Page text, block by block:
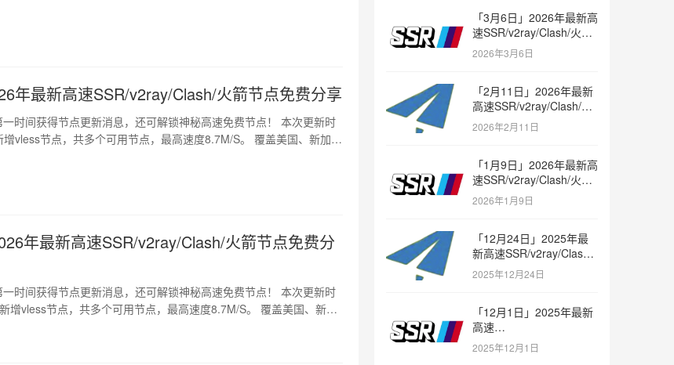
年最新高速SSR/v2ray/Clash/火箭节点免费分享
时间获得节点更新消息，还可解锁神秘高速免费节点！ 本次更新时
vless节点，共多个可用节点，最高速度8.7M/S。 覆盖美国、新加
年最新高速SSR/v2ray/Clash/火箭节点免费分
时间获得节点更新消息，还可解锁神秘高速免费节点！ 本次更新时
增vless节点，共多个可用节点，最高速度8.7M/S。 覆盖美国、新
「3月6日」2026年最新高
速SSR/v2ray/Clash/火箭
节点免费分享
2026年3月6日
「2月11日」2026年最新
高速SSR/v2ray/Clash/火
箭节点免费分享
2026年2月11日
「1月9日」2026年最新高
速SSR/v2ray/Clash/火箭
节点免费分享
2026年1月9日
「12月24日」2025年最
新高速SSR/v2ray/Clash/
火箭节点免费分享
2025年12月24日
「12月1日」2025年最新
高速
SSR/v2ray/Clash/trojan
节点免费分享
2025年12月1日